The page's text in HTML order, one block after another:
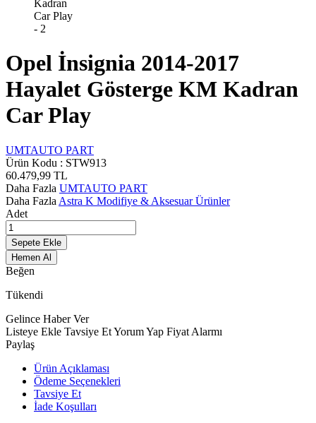
Opel İnsignia 2014-2017
Hayalet Gösterge KM Kadran
Car Play
UMTAUTO PART
Ürün Kodu : STW913
60.479,99 TL
Daha Fazla UMTAUTO PART
Daha Fazla Astra K Modifiye & Aksesuar Ürünler
Adet
Sepete Ekle
Hemen Al
Beğen
Tükendi
Gelince Haber Ver
Listeye Ekle Tavsiye EtYorum Yap Fiyat Alarmı
Paylaş
Ürün Açıklaması
Ödeme Seçenekleri
Tavsiye Et
İade Koşulları